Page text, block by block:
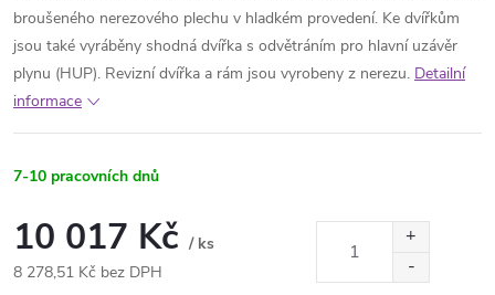
broušeného nerezového plechu v hladkém provedení. Ke dvířkům
jsou také vyráběny shodná dvířka s odvětráním pro hlavní uzávěr
plynu (HUP). Revizní dvířka a rám jsou vyrobeny z nerezu. Detailní
informace
7-10 pracovních dnů
10 017 Kč / ks
8 278,51 Kč bez DPH